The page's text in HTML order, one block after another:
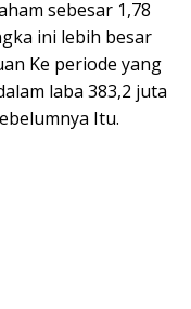
sebesar 1,78
ini lebih besar
Ke periode yang
laba 383,2 juta
Itu.